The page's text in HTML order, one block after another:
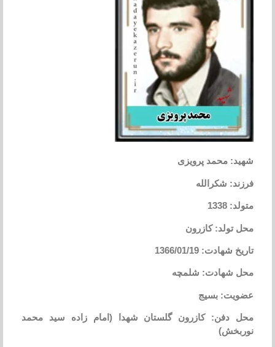
شهید: محمد پرویزی
فرزند: شکرالله
متولد: 1338
محل تولد: کازرون
تاریخ شهادت: 1366/01/19
محل شهادت: شلمچه
عضویت: بسیج
محل دفن: کازرون گلستان شهدا (امام زاده سید محمد
نوربخش)